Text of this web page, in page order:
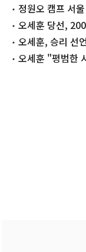
정원오 캠프 서
오세훈 당선,
오세훈, 승리 선
할 것"(종합)
오세훈 "평범한